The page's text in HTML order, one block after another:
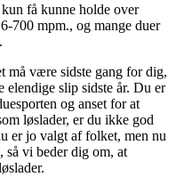
få kunne holde over
700 mpm., og mange duer
må være sidste gang for dig,
elendige slip sidste år. Du er
og anset for at
løslader, er du ikke god
er jo valgt af folket, men nu
så vi beder dig om, at